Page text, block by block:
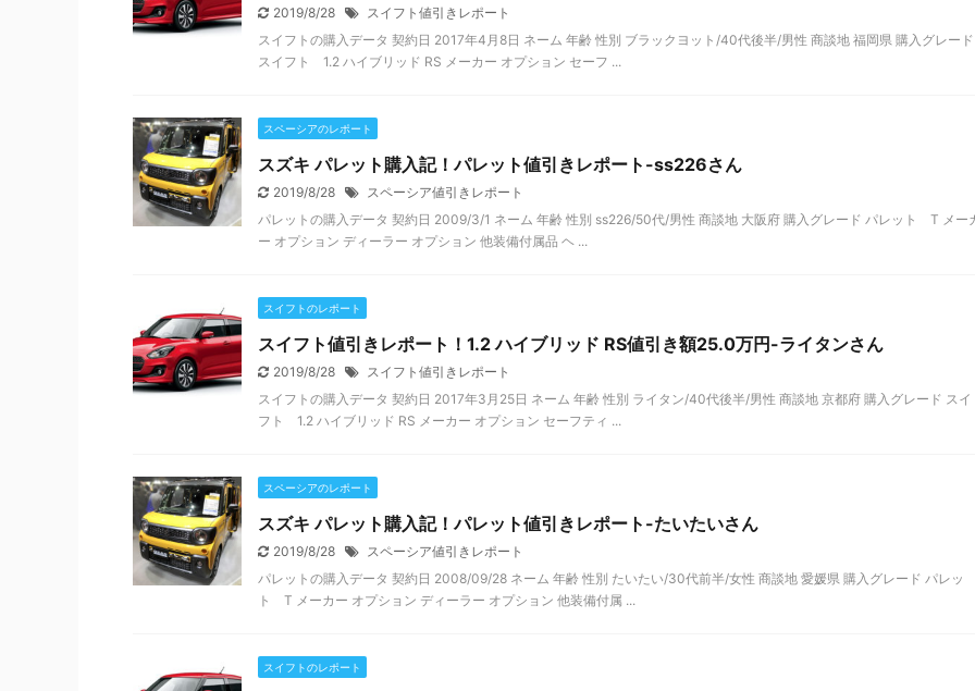
2019/8/28
スイフト値引きレポート
スイフトの購入データ 契約日 2017年4月8日 ネーム 年齢 性別 ブラックヨット/40代後半/男性 商談地 福岡県 購入グレード
スイフト 1.2 ハイブリッド RS メーカー オプション セーフ ...
スペーシアのレポート
スズキ パレット購入記！パレット値引きレポート-ss226さん
2019/8/28
スペーシア値引きレポート
パレットの購入データ 契約日 2009/3/1 ネーム 年齢 性別 ss226/50代/男性 商談地 大阪府 購入グレード パレット T メー
ー オプション ディーラー オプション 他装備付属品 ヘ ...
スイフトのレポート
スイフト値引きレポート！1.2 ハイブリッド RS値引き額25.0万円-ライタンさん
2019/8/28
スイフト値引きレポート
スイフトの購入データ 契約日 2017年3月25日 ネーム 年齢 性別 ライタン/40代後半/男性 商談地 京都府 購入グレード スイ
フト 1.2 ハイブリッド RS メーカー オプション セーフティ ...
スペーシアのレポート
スズキ パレット購入記！パレット値引きレポート-たいたいさん
2019/8/28
スペーシア値引きレポート
パレットの購入データ 契約日 2008/09/28 ネーム 年齢 性別 たいたい/30代前半/女性 商談地 愛媛県 購入グレード パレッ
ト T メーカー オプション ディーラー オプション 他装備付属 ...
スイフトのレポート